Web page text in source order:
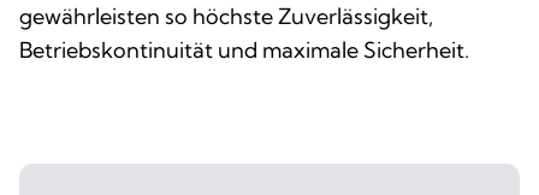
gewährleisten so höchste Zuverlässigkeit,
Betriebskontinuität und maximale Sicherheit.